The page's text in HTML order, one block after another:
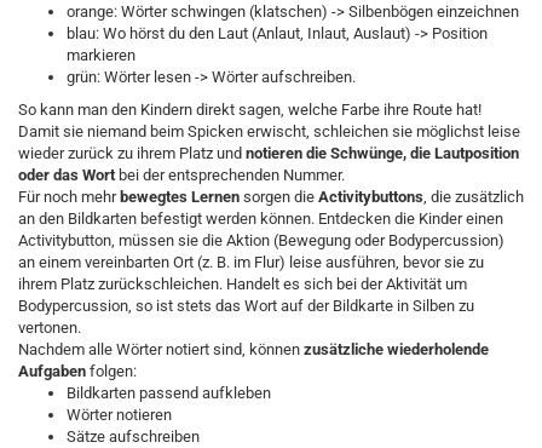
orange: Wörter schwingen (klatschen) -> Silbenbögen einzeichnen
blau: Wo hörst du den Laut (Anlaut, Inlaut, Auslaut) -> Position
markieren
grün: Wörter lesen -> Wörter aufschreiben.
So kann man den Kindern direkt sagen, welche Farbe ihre Route hat!
Damit sie niemand beim Spicken erwischt, schleichen sie möglichst leise
wieder zurück zu ihrem Platz und notieren die Schwünge, die Lautposition
oder das Wortbei der entsprechenden Nummer.
Für noch mehr bewegtes Lernen sorgen die Activitybuttons, die zusätzlich
an den Bildkarten befestigt werden können. Entdecken die Kinder einen
Activitybutton, müssen sie die Aktion (Bewegung oder Bodypercussion)
an einem vereinbarten Ort (z. B. im Flur) leise ausführen, bevor sie zu
ihrem Platz zurückschleichen. Handelt es sich bei der Aktivität um
Bodypercussion, so ist stets das Wort auf der Bildkarte in Silben zu
vertonen.
Nachdem alle Wörter notiert sind, können zusätzliche wiederholende
Aufgaben folgen:
Bildkarten passend aufkleben
Wörter notieren
Sätze aufschreiben